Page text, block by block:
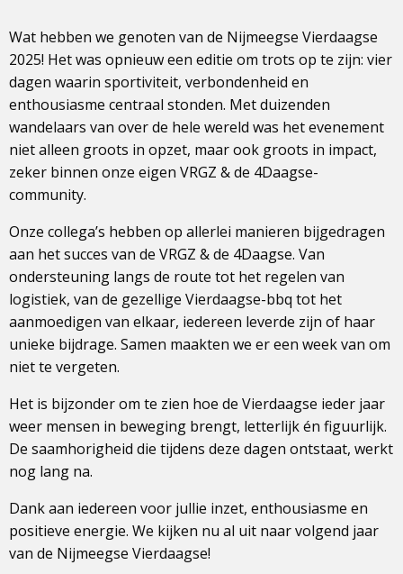
Wat hebben we genoten van de Nijmeegse Vierdaagse
2025! Het was opnieuw een editie om trots op te zijn: vier
dagen waarin sportiviteit, verbondenheid en
enthousiasme centraal stonden. Met duizenden
wandelaars van over de hele wereld was het evenement
niet alleen groots in opzet, maar ook groots in impact,
zeker binnen onze eigen VRGZ & de 4Daagse-
community.
Onze collega’s hebben op allerlei manieren bijgedragen
aan het succes van de VRGZ & de 4Daagse. Van
ondersteuning langs de route tot het regelen van
logistiek, van de gezellige Vierdaagse-bbq tot het
aanmoedigen van elkaar, iedereen leverde zijn of haar
unieke bijdrage. Samen maakten we er een week van om
niet te vergeten.
Het is bijzonder om te zien hoe de Vierdaagse ieder jaar
weer mensen in beweging brengt, letterlijk én figuurlijk.
De saamhorigheid die tijdens deze dagen ontstaat, werkt
nog lang na.
Dank aan iedereen voor jullie inzet, enthousiasme en
positieve energie. We kijken nu al uit naar volgend jaar
van de Nijmeegse Vierdaagse!